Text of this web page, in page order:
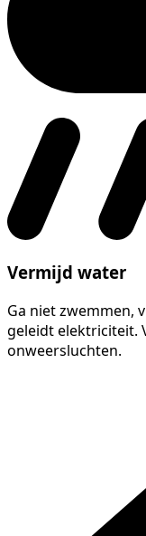
Vermijd water
Ga niet zwemmen,
geleidt elektriciteit.
onweersluchten.